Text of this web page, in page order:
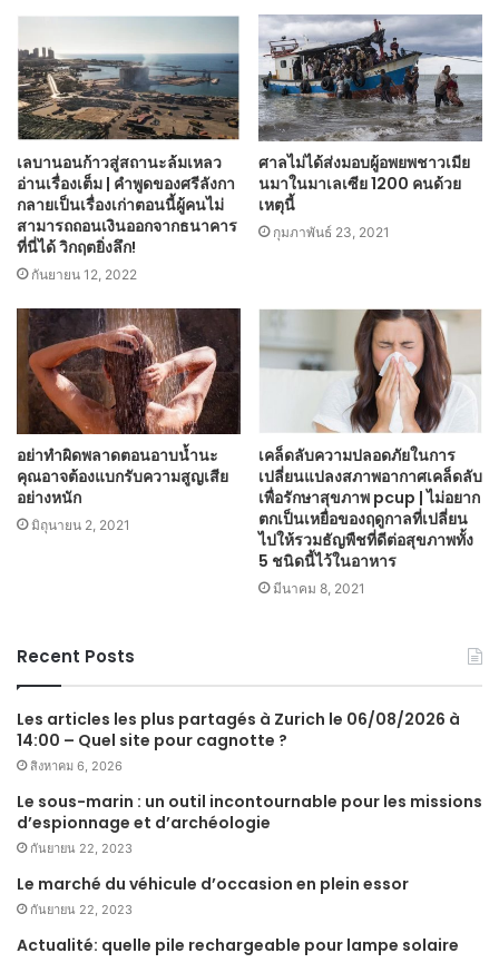
เลบานอนก้าวสู่สถานะล้มเหลว
อ่านเรื่องเต็ม | คำพูดของศรีลังกา
กลายเป็นเรื่องเก่าตอนนี้ผู้คนไม่
สามารถถอนเงินออกจากธนาคาร
ที่นี่ได้ วิกฤตยิ่งลึก!
กันยายน 12, 2022
ศาลไม่ได้ส่งมอบผู้อพยพชาวเมีย
นมาในมาเลเซีย 1200 คนด้วย
เหตุนี้
กุมภาพันธ์ 23, 2021
อย่าทำผิดพลาดตอนอาบน้ำนะ
คุณอาจต้องแบกรับความสูญเสีย
อย่างหนัก
มิถุนายน 2, 2021
เคล็ดลับความปลอดภัยในการ
เปลี่ยนแปลงสภาพอากาศเคล็ดลับ
เพื่อรักษาสุขภาพ pcup | ไม่อยาก
ตกเป็นเหยื่อของฤดูกาลที่เปลี่ยน
ไปให้รวมธัญพืชที่ดีต่อสุขภาพทั้ง
5 ชนิดนี้ไว้ในอาหาร
มีนาคม 8, 2021
Recent Posts
Les articles les plus partagés à Zurich le 06/08/2026 à
14:00 – Quel site pour cagnotte ?
สิงหาคม 6, 2026
Le sous-marin : un outil incontournable pour les missions
d’espionnage et d’archéologie
กันยายน 22, 2023
Le marché du véhicule d’occasion en plein essor
กันยายน 22, 2023
Actualité: quelle pile rechargeable pour lampe solaire